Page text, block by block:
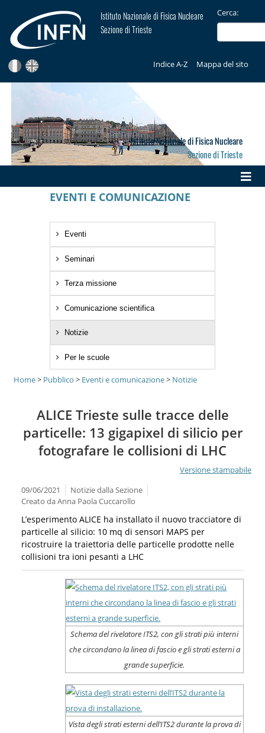
Istituto Nazionale di Fisica Nucleare
Sezione di Trieste
Cerca:
Indice A-Z Mappa del sito
Istituto Nazionale di Fisica Nucleare
Sezione di Trieste
EVENTI E COMUNICAZIONE
Eventi
Seminari
Terza missione
Comunicazione scientifica
Notizie
Per le scuole
Home> Pubblico > Eventi e comunicazione> Notizie
ALICE Trieste sulle tracce delle
particelle: 13 gigapixel di silicio per
fotografare le collisioni di LHC
Versione stampabile
09/06/2021
Notizie dalla Sezione
Creato daAnna Paola Cuccarollo
L’esperimento ALICE ha installato il nuovo tracciatore di
particelle al silicio: 10 mq di sensori MAPS per
ricostruire la traiettoria delle particelle prodotte nelle
collisioni tra ioni pesanti a LHC
Schema del rivelatore ITS2, con gli strati più interni
che circondano la linea di fascio e gli strati esterni a
grande superficie.
Vista degli strati esterni dell’ITS2 durante la prova di